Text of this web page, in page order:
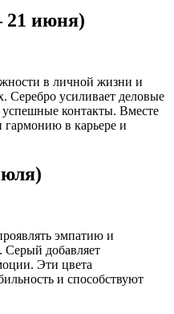
21 июня)
в личной жизни и
Серебро усиливает деловые
успешные контакты. Вместе
гармонию в карьере и
эмпатию и
Серый добавляет
Эти цвета
и способствуют